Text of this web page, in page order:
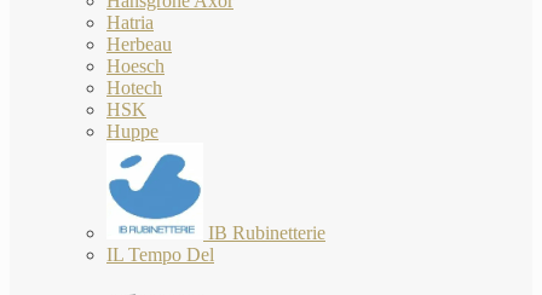
Hatria
Herbeau
Hoesch
Hotech
HSK
Huppe
IB Rubinetterie
IL Tempo Del